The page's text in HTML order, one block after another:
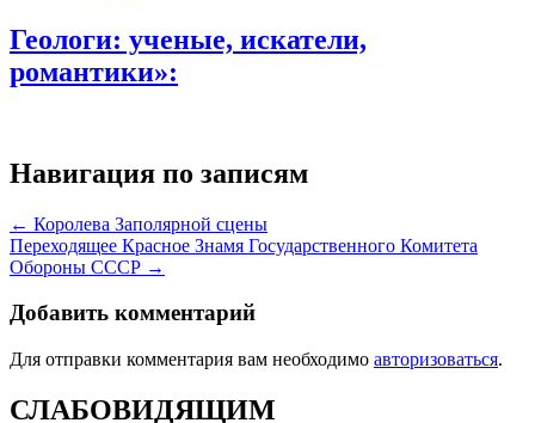
Геологи: ученые, искатели,
романтики»:
Навигация по записям
← Королева Заполярной сцены
Переходящее Красное Знамя Государственного Комитета
Обороны СССР →
Добавить комментарий
Для отправки комментария вам необходимо авторизоваться.
СЛАБОВИДЯЩИМ